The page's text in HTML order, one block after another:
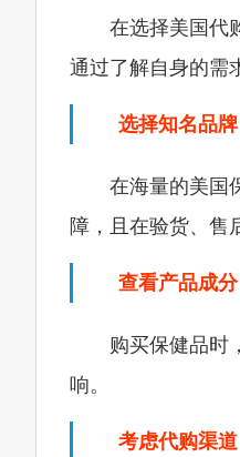
在选择美国代
通过了解自身的需
选择知名品牌
在海量的美国
障，且在验货、售
查看产品成分
购买保健品时
响。
考虑代购渠道